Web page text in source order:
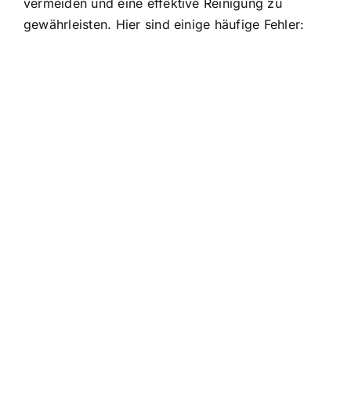
vermeiden und eine effektive Reinigung zu
gewährleisten. Hier sind einige häufige Fehler: